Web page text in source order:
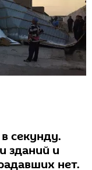
секунду.
зданий и
нет.